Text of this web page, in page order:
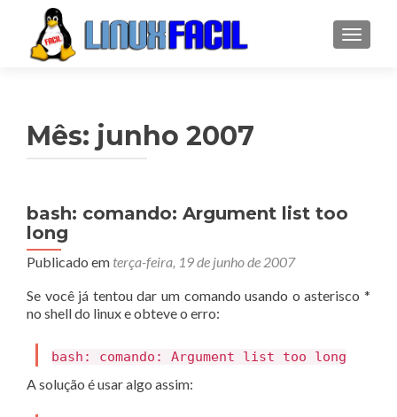
Mês: junho 2007
bash: comando: Argument list too
long
Publicado em terça-feira, 19 de junho de 2007
Se você já tentou dar um comando usando o asterisco *
no shell do linux e obteve o erro:
bash: comando: Argument list too long
A solução é usar algo assim: